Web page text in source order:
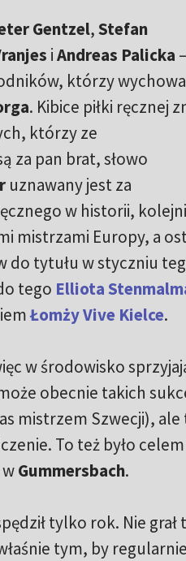
Gentzel,Stefan
iAndreas Palicka
którzy
. Kibice piłki ręcznej
którzy ze
za pan brat, słowo
uznawany jest za
w historii, kolejni
mistrzami Europy, a
do tytułu w styczniu
tego Elliota
Łomży Vive Kielce.
w środowisko
obecnie takich
mistrzem Szwecji),
To też było
Gummersbach.
tylko rok. Nie
tym, by